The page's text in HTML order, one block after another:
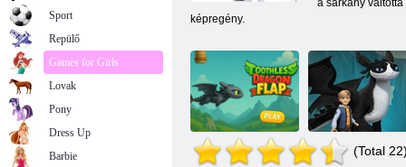
a sárkány
képregény.
(Total 22)
Sport
Repülő
Games for Girls
Lovak
Pony
Dress Up
Barbie